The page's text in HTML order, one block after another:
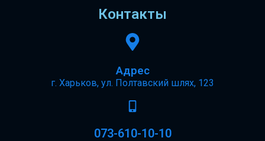
Контакты
Адрес
г. Харьков, ул. Полтавский шлях, 123
073-610-10-10